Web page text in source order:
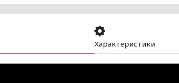
Характеристики